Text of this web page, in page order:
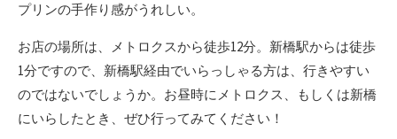
プリンの手作り感がうれしい。
お店の場所は、メトロクスから徒歩12分。新橋駅からは徒歩
1分ですので、新橋駅経由でいらっしゃる方は、行きやすい
のではないでしょうか。お昼時にメトロクス、もしくは新橋
にいらしたとき、ぜひ行ってみてください！